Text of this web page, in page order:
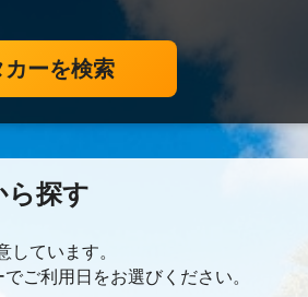
カーを検索
ら探す
しています。
ご利用日をお選びください。